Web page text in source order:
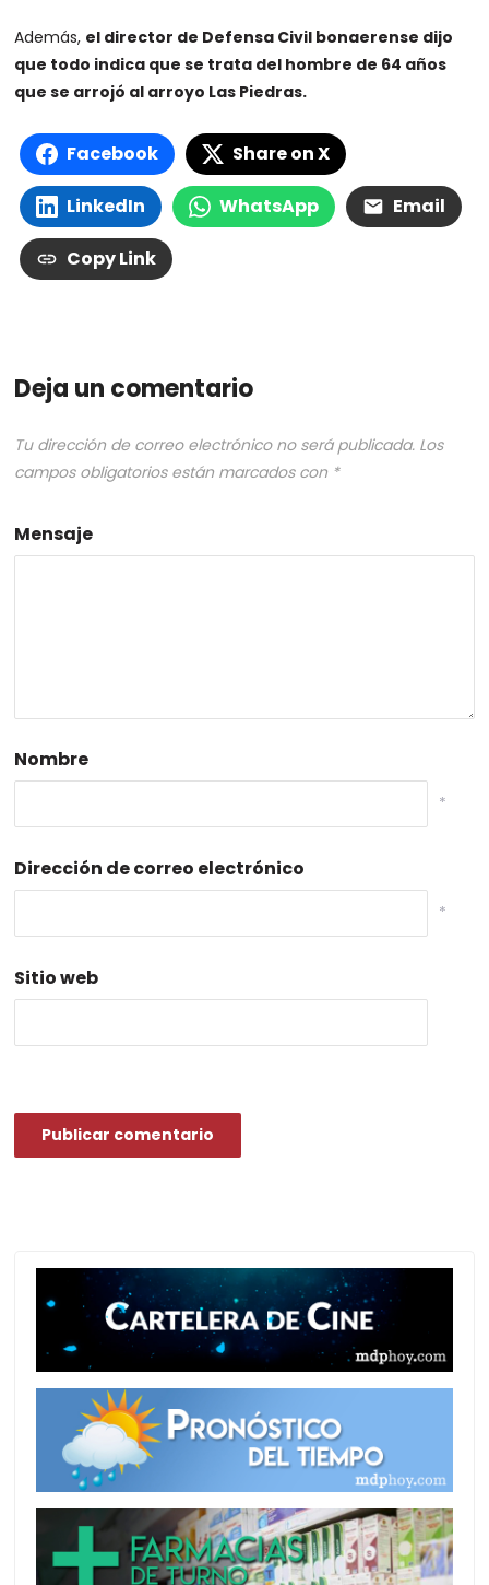
Además, el director de Defensa Civil bonaerense dijo
que todo indica que se trata del hombre de 64 años
que se arrojó al arroyo Las Piedras.
Facebook Share on X
LinkedIn WhatsApp Email
Copy Link
Deja un comentario
Tu dirección de correo electrónico no será publicada. Los
campos obligatorios están marcados con *
Mensaje
Nombre
*
Dirección de correo electrónico
*
Sitio web